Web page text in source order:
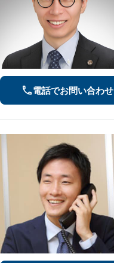
電話でお問い合わせ